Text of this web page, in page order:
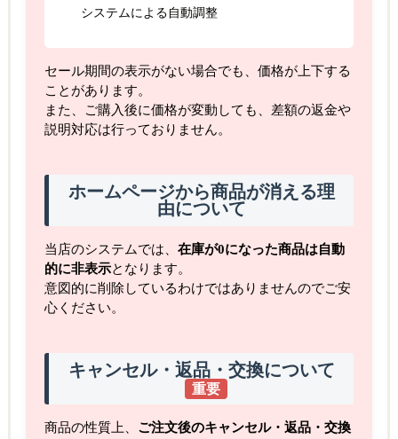
システムによる自動調整
セール期間の表示がない場合でも、価格が上下する
ことがあります。
また、ご購入後に価格が変動しても、差額の返金や
説明対応は行っておりません。
ホームページから商品が消える理
由について
当店のシステムでは、 在庫が0になった商品は自動
的に非表示となります。
意図的に削除しているわけではありませんのでご安
心ください。
キャンセル・返品・交換について
重要
商品の性質上、 ご注文後のキャンセル・返品・交換